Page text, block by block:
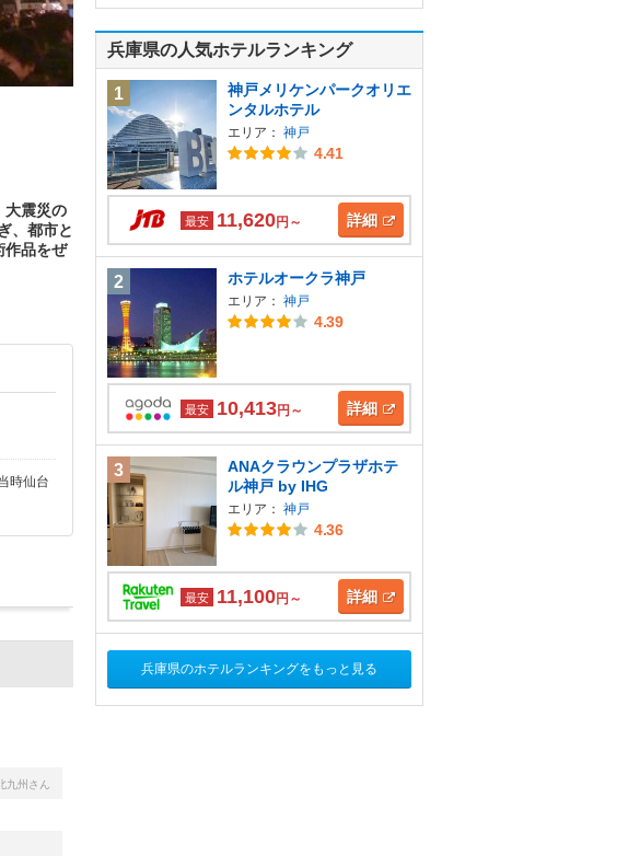
大震災の
、都市と
作品をぜ
時仙台
九州 さん
兵庫県の人気ホテルランキング
1
神戸メリケンパークオリエ
ンタルホテル
エリア： 神戸
4.41
最安 11,620円～ 詳細
2 ホテルオークラ神戸
エリア： 神戸
4.39
最安 10,413円～ 詳細
3
ANAクラウンプラザホテ
ル神戸 by IHG
エリア： 神戸
4.36
最安 11,100円～ 詳細
兵庫県のホテルランキングをもっと見る